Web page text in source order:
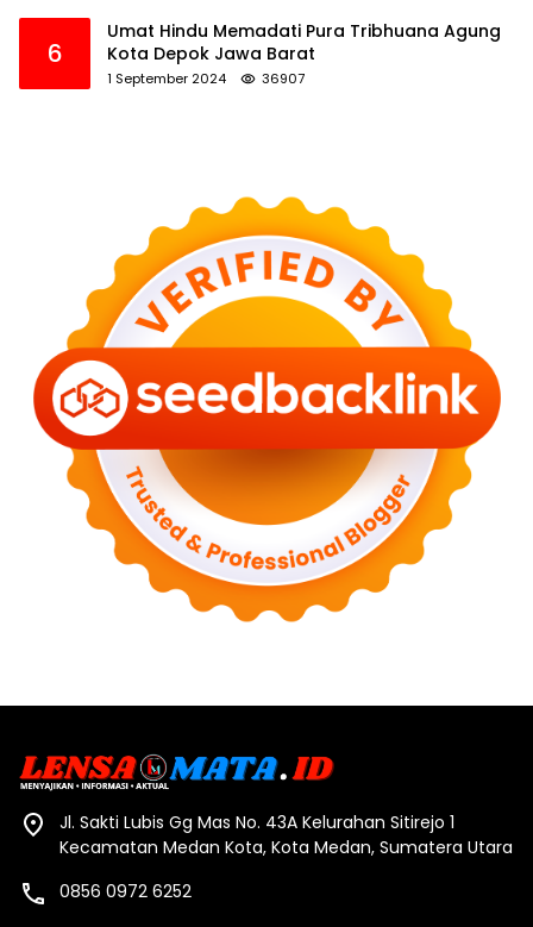
6
Umat Hindu Memadati Pura Tribhuana Agung
Kota Depok Jawa Barat
1 September 2024 36907
Jl. Sakti Lubis Gg Mas No. 43A Kelurahan Sitirejo 1
Kecamatan Medan Kota, Kota Medan, Sumatera Utara
0856 0972 6252